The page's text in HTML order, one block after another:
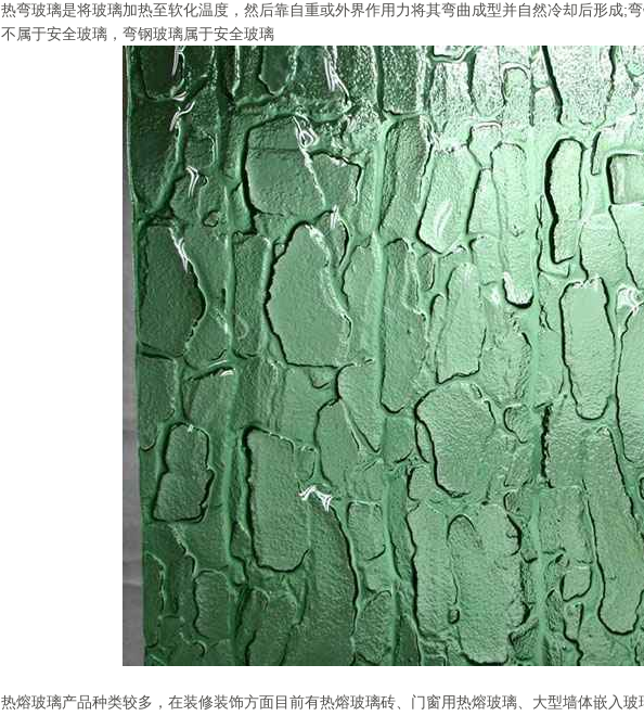
热弯玻璃是将玻璃加热至软化温度，然后靠自重或外界作用力将其弯曲成型并自然冷却后形成;
不属于安全玻璃，弯钢玻璃属于安全玻璃
热熔玻璃产品种类较多，在装修装饰方面目前有热熔玻璃砖、门窗用热熔玻璃、大型墙体嵌入